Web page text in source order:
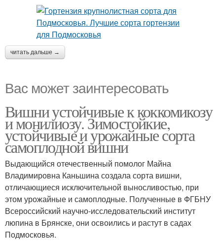
читать дальше →
Вас может заинтересовать
Вишни устойчивые к коккомикозу
и монилиозу. Зимостойкие,
устойчивые и урожайные сорта
самоплодной вишни
Выдающийся отечественный помолог Майна
Владимировна Каньшина создала сорта вишни,
отличающиеся исключительной выносливостью, при
этом урожайные и самоплодные. Полученные в ФГБНУ
Всероссийский научно-исследовательский институт
люпина в Брянске, они освоились и растут в садах
Подмосковья.